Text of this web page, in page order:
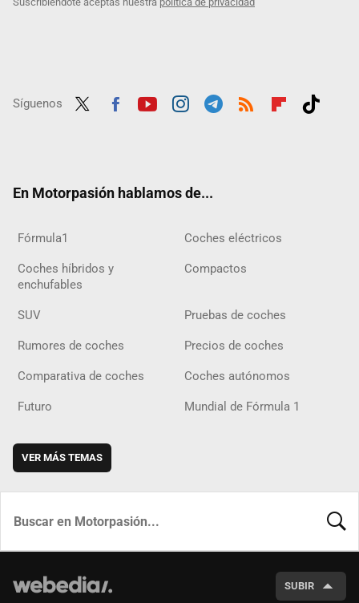
Síguenos
En Motorpasión hablamos de...
Fórmula1 Coches eléctricos
Coches híbridos y
enchufables
Compactos
SUV Pruebas de coches
Rumores de coches Precios de coches
Comparativa de coches Coches autónomos
Futuro Mundial de Fórmula 1
VER MÁS TEMAS
SUBIR